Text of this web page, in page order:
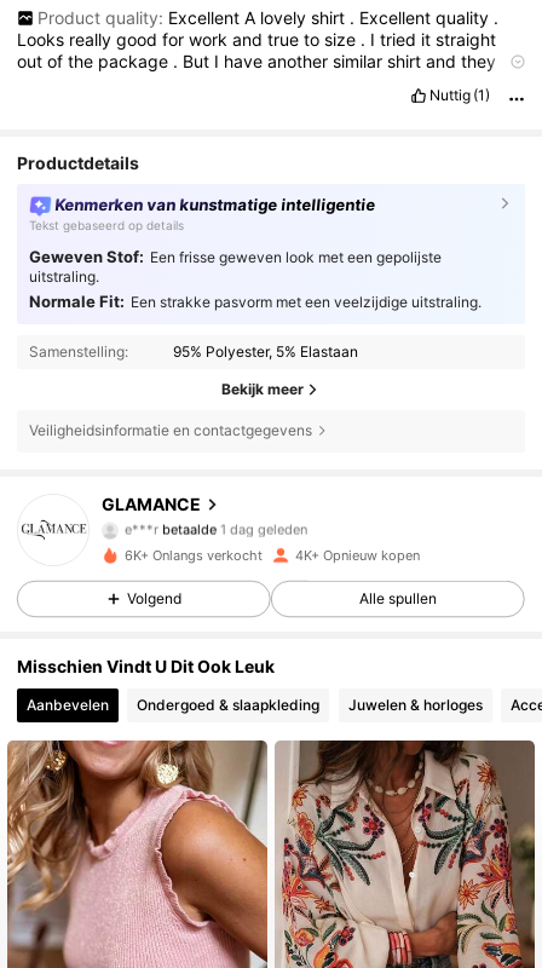
Product quality: Excellent A lovely shirt . Excellent quality .
Looks reallygoodforworkandtruetosize . Itried itstraight
outofthe package . But I haveanothersimilarshirtandthey
Nuttig (1)
Productdetails
Kenmerken van kunstmatige intelligentie
Tekst gebaseerd op details
Geweven Stof: Een frisse geweven look met een gepolijste
uitstraling.
Normale Fit: Een strakke pasvorm met een veelzijdige uitstraling.
Samenstelling: 95% Polyester, 5% Elastaan
Bekijk meer
Veiligheidsinformatie en contactgegevens
GLAMANCE
e***rbetaalde
b***e gevolgd2 uur geleden
4.77 33K Volgers
4.77 33K Volgers
6K+ Onlangs verkocht 4K+ Opnieuw kopen
Volgend Alle spullen
Misschien Vindt U Dit Ook Leuk
Aanbevelen Ondergoed & slaapkleding Juwelen & horloges